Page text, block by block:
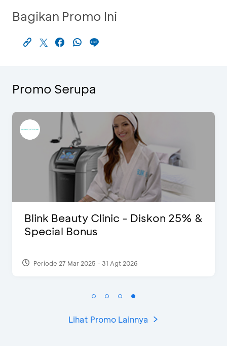
Bagikan Promo Ini
Promo Serupa
Pomelo - Potongan Rp100 Ribu
Periode 22 Feb 2025
Lihat Promo Lainnya